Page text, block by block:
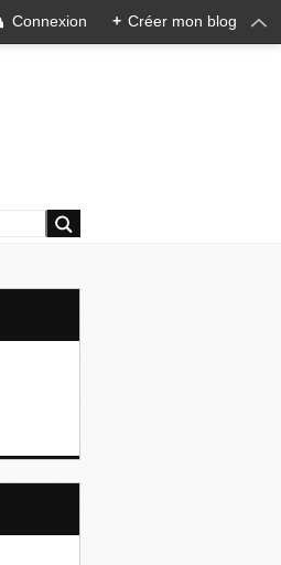
Connexion + Créer mon blog